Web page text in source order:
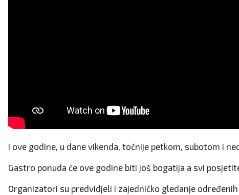
I ove godine, u dane vikenda, točnije petkom, subotom i
Gastro ponuda će ove godine biti još bogatija a svi
Organizatori su predvidjeli i zajedničko gledanje